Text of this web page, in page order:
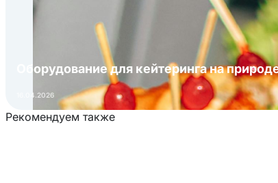
Оборудование для кейтеринга на
16.04.2026
Рекомендуем также